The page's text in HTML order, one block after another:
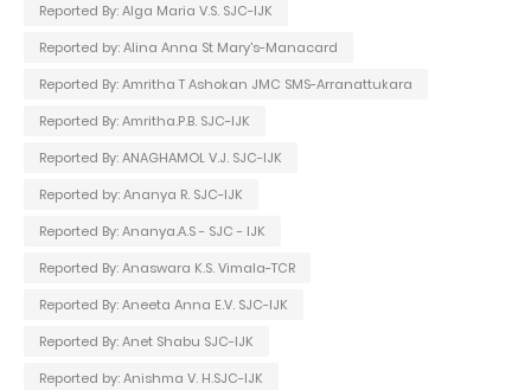
Reported By: Alga Maria V.S. SJC-IJK
Reported by: Alina Anna St Mary's-Manacard
Reported By: Amritha T Ashokan JMC SMS-Arranattukara
Reported By: Amritha.P.B. SJC-IJK
Reported By: ANAGHAMOL V.J. SJC-IJK
Reported by: Ananya R. SJC-IJK
Reported By: Ananya.A.S - SJC - IJK
Reported By: Anaswara K.S. Vimala-TCR
Reported By: Aneeta Anna E.V. SJC-IJK
Reported By: Anet Shabu SJC-IJK
Reported by: Anishma V. H.SJC-IJK